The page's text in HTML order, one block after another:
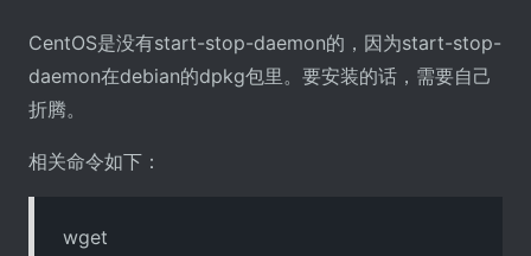
CentOS是没有start-stop-daemon的，因为start-stop-
daemon在debian的dpkg包里。要安装的话，需要自己
折腾。
相关命令如下：
wget